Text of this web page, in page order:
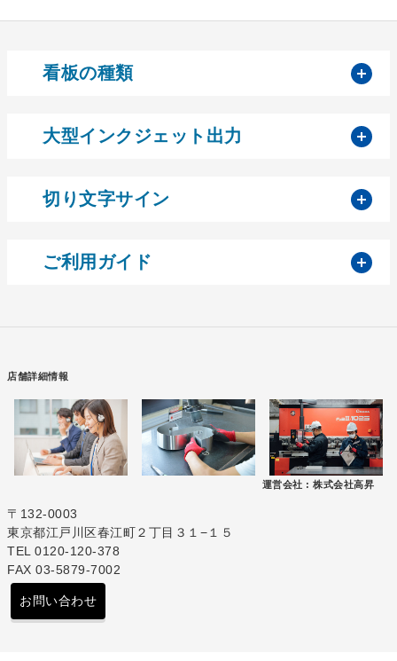
看板の種類
大型インクジェット出力
切り文字サイン
ご利用ガイド
店舗詳細情報
運営会社 : 株式会社高昇
〒132-0003
東京都江戸川区春江町２丁目３１−１５
TEL 0120-120-378
FAX 03-5879-7002
お問い合わせ